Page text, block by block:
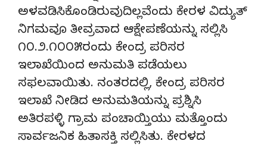
ಅಳವಡಿಸಿಕೊಂಡಿರುವುದಿಲ್ಲವೆಂದು ಕೇರಳ ವಿದ್ಯುತ್
ನಿಗಮವೂ ತೀವ್ರವಾದ ಆಕ್ಷೇಪಣೆಯನ್ನು ಸಲ್ಲಿಸಿ
೧೦.೨.೧೦೦೫ರಂದು ಕೇಂದ್ರ ಪರಿಸರ
ಇಲಾಖೆಯಿಂದ ಅನುಮತಿ ಪಡೆಯಲು
ಸಫಲವಾಯಿತು. ನಂತರದಲ್ಲಿ, ಕೇಂದ್ರ ಪರಿಸರ
ಇಲಾಖೆ ನೀಡಿದ ಅನುಮತಿಯನ್ನು ಪ್ರಶ್ನಿಸಿ
ಅತಿರಪಳ್ಳಿ ಗ್ರಾಮ ಪಂಚಾಯ್ತಿಯು ಮತ್ತೊಂದು
ಸಾರ್ವಜನಿಕ ಹಿತಾಸಕ್ತಿ ಸಲ್ಲಿಸಿತು. ಕೇರಳದ